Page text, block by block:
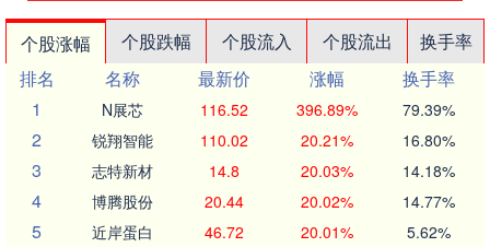
个股涨幅 个股跌幅 个股流入 个股流出
换手率
排名
名称 最新价 涨幅
换手率
1
N展芯 116.52 396.89% 79.39%
2 锐翔智能 110.02 20.21% 16.80%
3 志特新材 14.8 20.03% 14.18%
4 博腾股份 20.44 20.02% 14.77%
5 近岸蛋白 46.72 20.01% 5.62%